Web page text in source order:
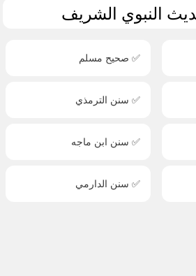
النبوي الشريف
✅ صحيح مسلم
✅ سنن الترمذي
✅ سنن ابن ماجه
✅ سنن الدارمي